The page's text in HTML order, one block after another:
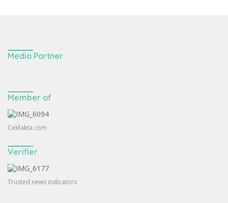
Media Partner
Member of
Cekfakta.com
Verifier
Trusted news indicators